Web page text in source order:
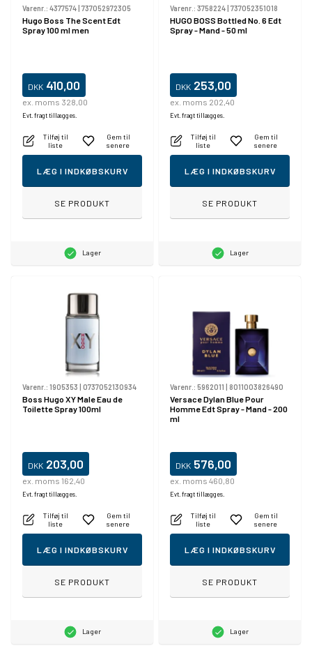
Varenr.: 4377574 737052972305
Hugo Boss The Scent Edt
Spray 100 ml men
DKK 410,00
ex. moms 328,00
Evt. fragt tillægges.
Tilføj til
liste
Gem til
senere
LÆG I INDKØBSKURV
SE PRODUKT
Lager
Varenr.: 3758224 737052351018
HUGO BOSS Bottled No. 6 Edt
Spray - Mand - 50 ml
DKK 253,00
ex. moms 202,40
Evt. fragt tillægges.
Tilføj til
liste
Gem til
senere
LÆG I INDKØBSKURV
SE PRODUKT
Lager
Varenr.: 1905353 | 0737052130934
Boss Hugo XY Male Eau de
Toilette Spray 100ml
DKK 203,00
ex. moms 162,40
Evt. fragt tillægges.
Tilføj til
liste
Gem til
senere
LÆG I INDKØBSKURV
SE PRODUKT
Lager
Varenr.: 5962011 | 8011003826490
Versace Dylan Blue Pour
Homme Edt Spray - Mand - 200
ml
DKK 576,00
ex. moms 460,80
Evt. fragt tillægges.
Tilføj til
liste
Gem til
senere
LÆG I INDKØBSKURV
SE PRODUKT
Lager